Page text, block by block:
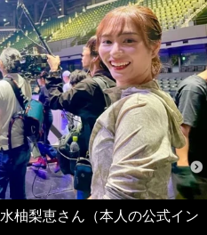
柚梨恵さん（本人の公式イン